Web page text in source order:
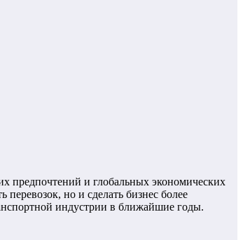
предпочтений и глобальных экономических
но и сделать бизнес более
индустрии в ближайшие годы.